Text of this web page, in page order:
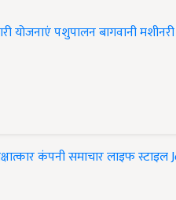
योजनाएंपशुपालनबागवानीमशीनरी
कंपनी समाचारलाइफ स्टाइल